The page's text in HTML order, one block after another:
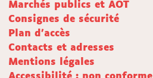
Marchés publics et AOT
Consignes de sécurité
Plan d'accès
Contacts et adresses
Mentions légales